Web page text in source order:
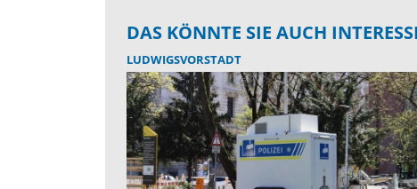
DAS KÖNNTE SIE AUCH
LUDWIGSVORSTADT